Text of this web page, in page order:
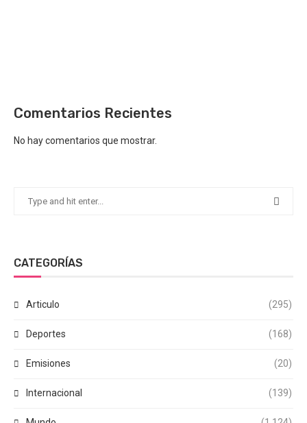
Comentarios Recientes
No hay comentarios que mostrar.
CATEGORÍAS
Articulo (295)
Deportes (168)
Emisiones (20)
Internacional (139)